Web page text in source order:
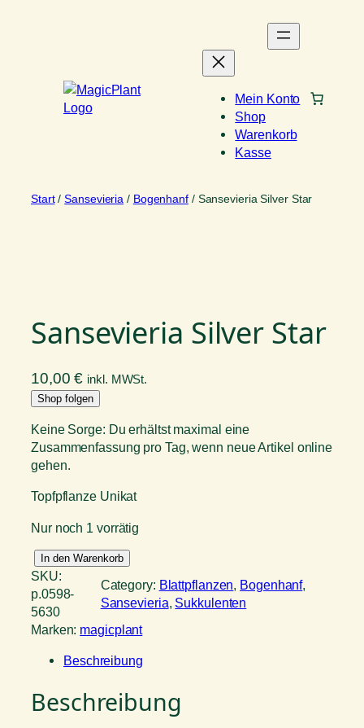
Mein Konto
Shop
Warenkorb
Kasse
Start/Sansevieria / Bogenhanf/ Sansevieria Silver Star
Sansevieria Silver Star
10,00€ inkl. MWSt.
Shop folgen
Keine Sorge: Du erhältst maximal eine
Zusammenfassung pro Tag, wenn neue Artikel online
gehen.
Topfpflanze Unikat
Nur noch 1 vorrätig
a
n
s
e
In den Warenkorb
SKU:
p.0598-
5630
Category: Blattpflanzen, Bogenhanf
Sansevieria, Sukkulenten
Marken: magicplant
Beschreibung
Beschreibung